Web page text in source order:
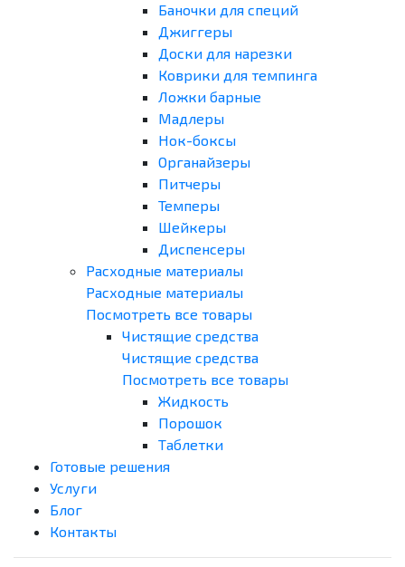
Баночки для специй
Джиггеры
Доски для нарезки
Коврики для темпинга
Ложки барные
Мадлеры
Нок-боксы
Органайзеры
Питчеры
Темперы
Шейкеры
Диспенсеры
Расходные материалы
Расходные материалы
Посмотреть все товары
Чистящие средства
Чистящие средства
Посмотреть все товары
Жидкость
Порошок
Таблетки
Готовые решения
Услуги
Блог
Контакты